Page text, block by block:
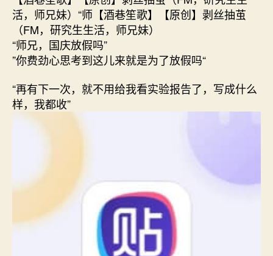
活，师兄妹）“师【酒巷笙歌】【原创】剥丝抽茧
（FM，研究生生活，师兄妹）
“师兄，国庆放假吗”
”你费劲心思考到这儿来就是为了放假吗“
“再有下一次，就不用给我看实验报告了，写成什么
样，我都收”